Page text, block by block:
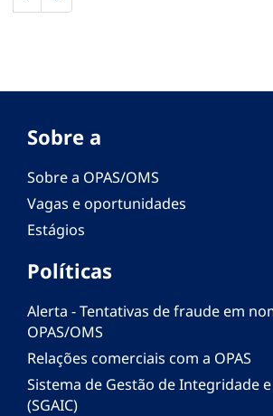
páginapágina
Sobre a
Sobre a OPAS/OMS
Vagas e oportunidades
Estágios
Políticas
Alerta - Tentativas de fraude em
OPAS/OMS
Relações comerciais com a OPAS
Sistema de Gestão de Integridade
(SGAIC)